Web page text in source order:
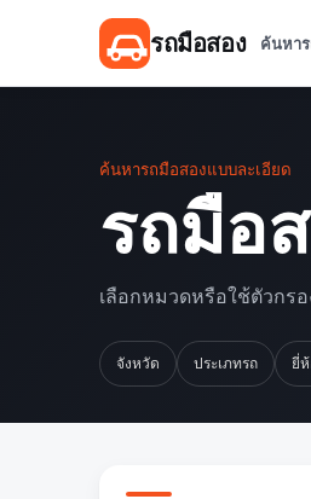
รถมือสอง ค้นหา
ค้นหารถมือสองแบบละเอียด
รถมือ
เลือกหมวดหรือใช้ตัวกร
จังหวัด ประเภทรถ ยี่